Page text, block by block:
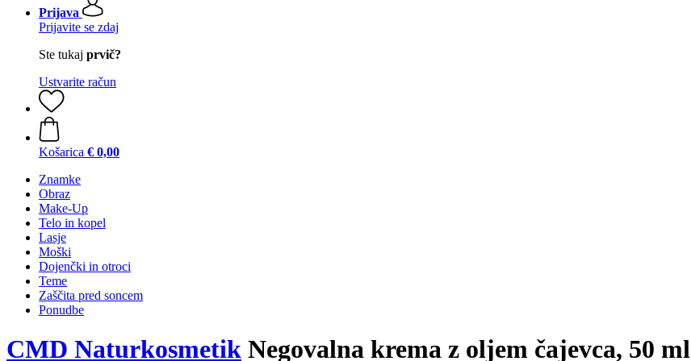
Prijava
Prijavite se zdaj
Ste tukaj prvič?
Ustvarite račun
Košarica € 0,00
Znamke
Obraz
Make-Up
Telo in kopel
Lasje
Moški
Dojenčki in otroci
Teme
Zaščita pred soncem
Ponudbe
CMD Naturkosmetik Negovalna krema z oljem čajevca, 50 ml